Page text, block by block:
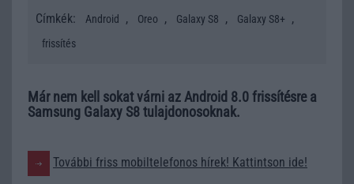
Címkék:
Android , Oreo , Galaxy S8 , Galaxy S8+ ,
frissítés
Már nem kell sokat várni az Android 8.0 frissítésre a
Samsung Galaxy S8 tulajdonosoknak.
További friss mobiltelefonos hírek! Kattintson ide!